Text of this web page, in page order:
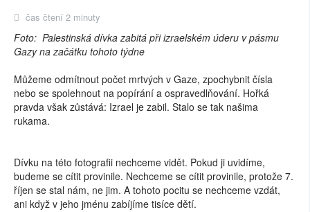
čas čtení 2 minuty
Foto: Palestinská dívka zabitá při izraelském úderu v pásmu
Gazy na začátku tohoto týdne
Můžeme odmítnout počet mrtvých v Gaze, zpochybnit čísla
nebo se spolehnout na popírání a ospravedlňování. Hořká
pravda však zůstává: Izrael je zabil. Stalo se tak našima
rukama.
Dívku na této fotografii nechceme vidět. Pokud ji uvidíme,
budeme se cítit provinile. Nechceme se cítit provinile, protože 7.
říjen se stal nám, ne jim. A tohoto pocitu se nechceme vzdát,
ani když v jeho jménu zabíjíme tisíce dětí.